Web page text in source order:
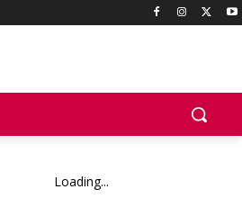
Loading...